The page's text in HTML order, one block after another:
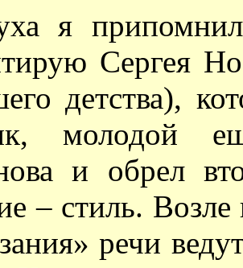
я
Сергея
детства),
молодой
и обрел
– стиль.
речи